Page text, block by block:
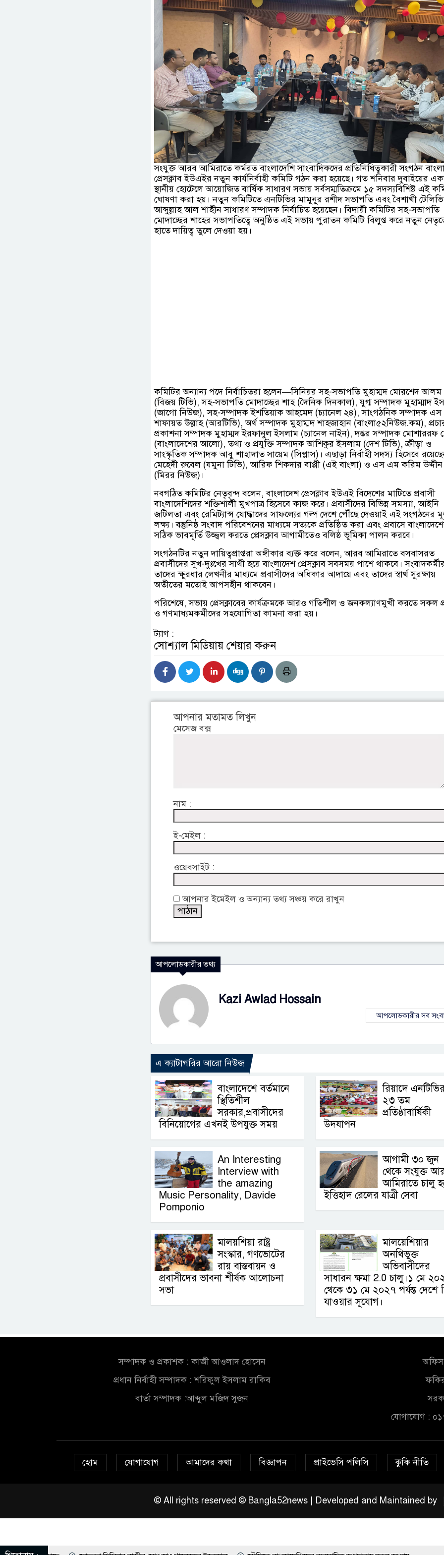
সংযুক্ত আরব আমিরাতে কর্মরত বাংলাদেশি সাংবাদিকদের প্রতিনিধিত্বকারী সংগঠন
প্রেসক্লাব ইউএইর নতুন কার্যনির্বাহী কমিটি গঠন করা হয়েছে। গত শনিবার দুবাইয়ের
স্থানীয় হোটেলে আয়োজিত বার্ষিক সাধারণ সভায় সর্বসম্মতিক্রমে ১৫ সদস্যবিশিষ্ট এই
ঘোষণা করা হয়। নতুন কমিটিতে এনটিভির মামুনুর রশীদ সভাপতি এবং বৈশাখী
আব্দুল্লাহ আল শাহীন সাধারণ সম্পাদক নির্বাচিত হয়েছেন। বিদায়ী কমিটির সহ-সভাপতি
মোদাচ্ছের শাহের সভাপতিত্বে অনুষ্ঠিত এই সভায় পুরাতন কমিটি বিলুপ্ত করে নতুন
হাতে দায়িত্ব তুলে দেওয়া হয়।
কমিটির অন্যান্য পদে নির্বাচিতরা হলেন—সিনিয়র সহ-সভাপতি মুহাম্মদ মোরশেদ আলম
(বিজয় টিভি), সহ-সভাপতি মোদাচ্ছের শাহ (দৈনিক দিনকাল), যুগ্ম সম্পাদক মুহাম্মাদ
(জাগো নিউজ), সহ-সম্পাদক ইশতিয়াক আহমেদ (চ্যানেল ২৪), সাংগঠনিক সম্পাদক
শাফায়ত উল্লাহ (আরটিভি), অর্থ সম্পাদক মুহাম্মদ শাহজাহান (বাংলা৫২নিউজ.কম),
প্রকাশনা সম্পাদক মুহাম্মদ ইরফানুল ইসলাম (চ্যানেল নাইন), দপ্তর সম্পাদক মোশাররফ
(বাংলাদেশের আলো), তথ্য ও প্রযুক্তি সম্পাদক আশিকুর ইসলাম (দেশ টিভি), ক্রীড়া ও
সাংস্কৃতিক সম্পাদক আবু শাহাদাত সায়েম (সিপ্লাস)। এছাড়া নির্বাহী সদস্য হিসেবে
মেহেদী রুবেল (যমুনা টিভি), আরিফ শিকদার বাপ্পী (এই বাংলা) ও এস এম করিম উদ্দীন
(মিরর নিউজ)।
নবগঠিত কমিটির নেতৃবৃন্দ বলেন, বাংলাদেশ প্রেসক্লাব ইউএই বিদেশের মাটিতে প্রবাসী
বাংলাদেশিদের শক্তিশালী মুখপাত্র হিসেবে কাজ করে। প্রবাসীদের বিভিন্ন সমস্যা, আইনি
জটিলতা এবং রেমিট্যান্স যোদ্ধাদের সাফল্যের গল্প দেশে পৌঁছে দেওয়াই এই সংগঠনের
লক্ষ্য। বস্তুনিষ্ঠ সংবাদ পরিবেশনের মাধ্যমে সত্যকে প্রতিষ্ঠিত করা এবং প্রবাসে
সঠিক ভাবমূর্তি উজ্জ্বল করতে প্রেসক্লাব আগামীতেও বলিষ্ঠ ভূমিকা পালন করবে।
সংগঠনটির নতুন দায়িত্বপ্রাপ্তরা অঙ্গীকার ব্যক্ত করে বলেন, আরব আমিরাতে বসবাসরত
প্রবাসীদের সুখ-দুঃখের সাথী হয়ে বাংলাদেশ প্রেসক্লাব সবসময় পাশে থাকবে।
তাদের ক্ষুরধার লেখনীর মাধ্যমে প্রবাসীদের অধিকার আদায়ে এবং তাদের স্বার্থ সুরক্ষায়
অতীতের মতোই আপসহীন থাকবেন।
পরিশেষে, সভায় প্রেসক্লাবের কার্যক্রমকে আরও গতিশীল ও জনকল্যাণমুখী করতে সকল
ও গণমাধ্যমকর্মীদের সহযোগিতা কামনা করা হয়।
ট্যাগ :
সোশ্যাল মিডিয়ায় শেয়ার করুন
আপনার মতামত লিখুন
মেসেজ বক্স
নাম :
ই-মেইল :
ওয়েবসাইট :
আপনার ইমেইল ও অন্যান্য তথ্য সঞ্চয় করে রাখুন
আপলোডকারীর তথ্য
Kazi Awlad Hossain
আপলোডকারীর সব
এ ক্যাটাগরির আরো নিউজ
বাংলাদেশে বর্তমানে
স্থিতিশীল
সরকার,প্রবাসীদের
বিনিয়োগের এখনই উপযুক্ত সময়
রিয়াদে
২৩ তম
প্রতিষ্ঠাবার্ষিকী
উদযাপন
An Interesting
Interview with
the amazing
Music Personality, Davide
Pomponio
আগামী ৩০ জুন
থেকে সংযুক্ত
আমিরাতে চালু
ইত্তিহাদ রেলের যাত্রী সেবা
মালয়শিয়া রাষ্ট্র
সংস্কার, গণভোটের
রায় বাস্তবায়ন ও
প্রবাসীদের ভাবনা শীর্ষক আলোচনা
সভা
মালয়েশিয়ার
অনথিভুক্ত
অভিবাসীদের
সাধারন ক্ষমা 2.0 চালু।১ মে
থেকে ৩১ মে ২০২৭ পর্যন্ত দেশে
যাওয়ার সুযোগ।
সম্পাদক ও প্রকাশক : কাজী আওলাদ হোসেন
প্রধান নির্বাহী সম্পাদক : শরিফুল ইসলাম রাকিব
বার্তা সম্পাদক :আব্দুল মজিদ সুজন
যোগাযোগ :
হোম যোগাযোগ আমাদের কথা বিজ্ঞাপন প্রাইভেসি পলিসি কুকি নীতি
© All rights reserved © Bangla52news | Developed and Maintained by